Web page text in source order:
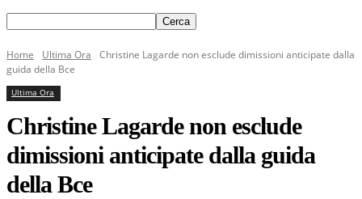
Home Ultima Ora
Christine Lagarde non esclude dimissioni anticipate dalla
guida della Bce
Ultima Ora
Christine Lagarde non esclude
dimissioni anticipate dalla guida
della Bce